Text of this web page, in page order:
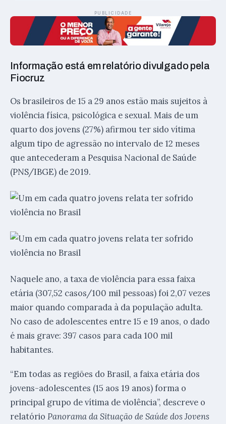
PUBLICIDADE
Informação está em relatório divulgado pela
Fiocruz
Os brasileiros de 15 a 29 anos estão mais sujeitos à
violência física, psicológica e sexual. Mais de um
quarto dos jovens (27%) afirmou ter sido vítima
algum tipo de agressão no intervalo de 12 meses
que antecederam a Pesquisa Nacional de Saúde
(PNS/IBGE) de 2019.
Naquele ano, a taxa de violência para essa faixa
etária (307,52 casos/100 mil pessoas) foi 2,07 vezes
maior quando comparada à da população adulta.
No caso de adolescentes entre 15 e 19 anos, o dado
é mais grave: 397 casos para cada 100 mil
habitantes.
“Em todas as regiões do Brasil, a faixa etária dos
jovens-adolescentes (15 aos 19 anos) forma o
principal grupo de vítima de violência”, descreve o
relatório Panorama da Situação de Saúde dos Jovens